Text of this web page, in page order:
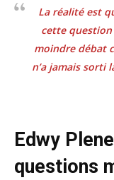
La réalité est
cette question
moindre débat
n’a jamais sorti
Edwy
questions